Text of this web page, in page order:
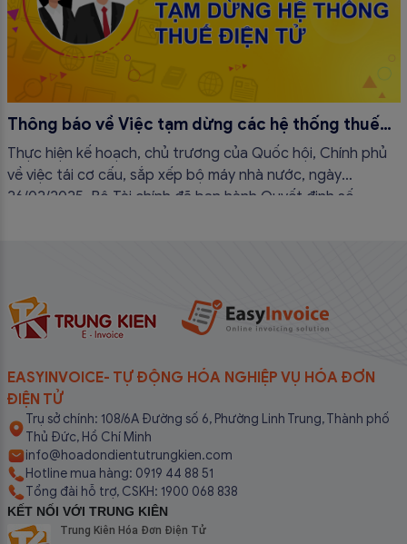
Thông báo về Việc tạm dừng các hệ thống thuế
điện tử
Thực hiện kế hoạch, chủ trương của Quốc hội, Chính phủ
về việc tái cơ cấu, sắp xếp bộ máy nhà nước, ngày
26/02/2025, Bộ Tài chính đã ban hành Quyết định số
EASYINVOICE- TỰ ĐỘNG HÓA NGHIỆP VỤ HÓA ĐƠN
ĐIỆN TỬ
Trụ sở chính: 108/6A Đường số 6, Phường Linh Trung, Thành phố
Thủ Đức, Hồ Chí Minh
info@hoadondientutrungkien.com
Hotline mua hàng: 0919 44 88 51
Tổng đài hỗ trợ, CSKH: 1900 068 838
KẾT NỐI VỚI TRUNG KIÊN